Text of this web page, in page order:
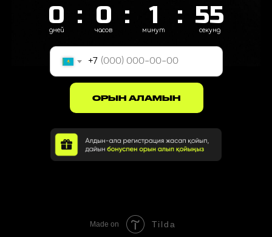
0
дней
: 0
часов
: 1
минут
: 55
секунд
+7
ОРЫН АЛАМЫН
Made on Tilda